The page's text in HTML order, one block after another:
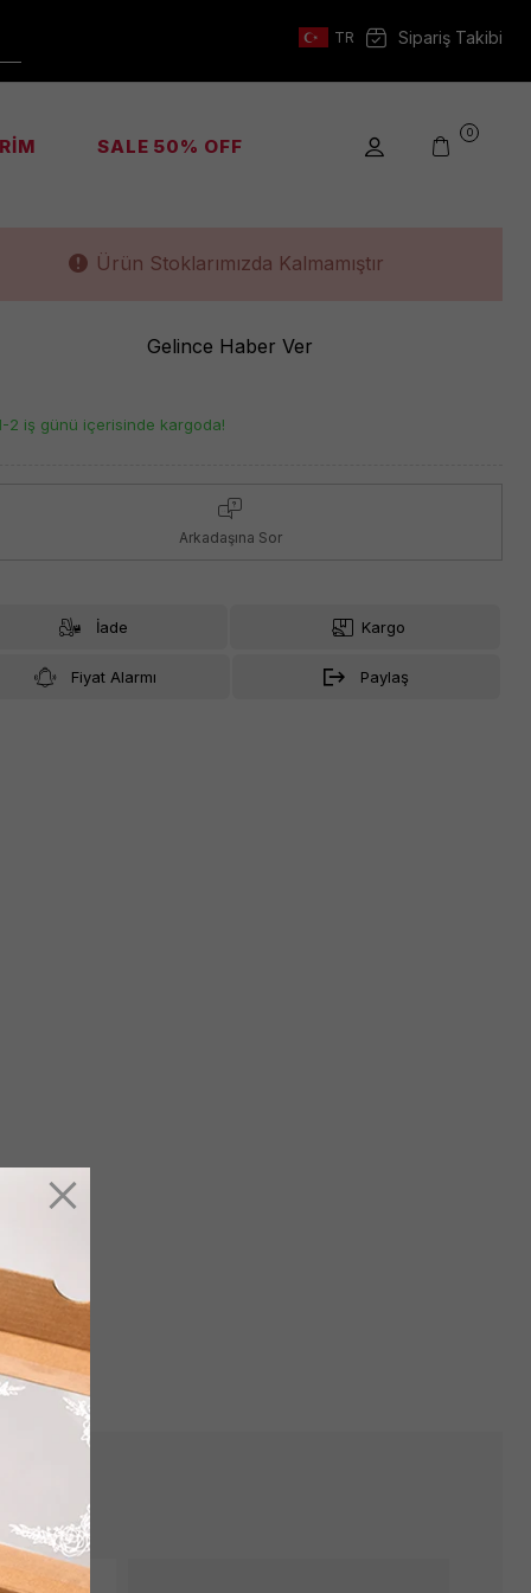
TR Sipariş Takibi
SALE 50% OFF
0
Natural/cognac
Ürün Stoklarımızda Kalmamıştır
Gelince Haber Ver
2 iş günü içerisinde kargoda!
Arkadaşına Sor
İade Kargo
Fiyat Alarmı Paylaş